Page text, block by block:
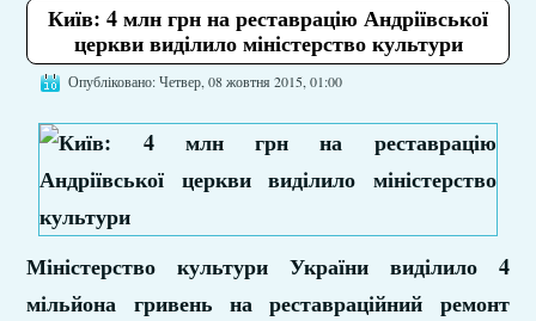
Київ: 4 млн грн на реставрацію Андріївської
церкви виділило міністерство культури
Опубліковано: Четвер, 08 жовтня 2015, 01:00
Міністерство культури України виділило 4
мільйона гривень на реставраційний ремонт